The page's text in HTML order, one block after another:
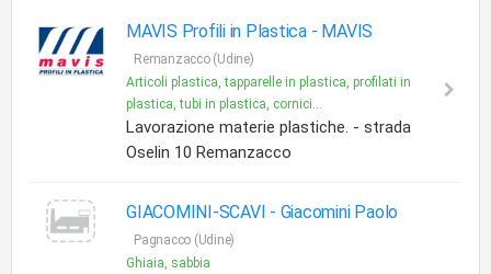
MAVIS Profili in Plastica - MAVIS
Remanzacco (Udine)
Articoli plastica, tapparelle in plastica, profilati in
plastica, tubi in plastica, cornici...
Lavorazione materie plastiche. - strada
Oselin 10 Remanzacco
GIACOMINI-SCAVI - Giacomini Paolo
Pagnacco (Udine)
Ghiaia, sabbia